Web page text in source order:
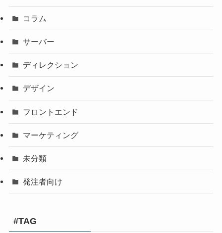
コラム
サーバー
ディレクション
デザイン
フロントエンド
マーケティング
未分類
発注者向け
#TAG